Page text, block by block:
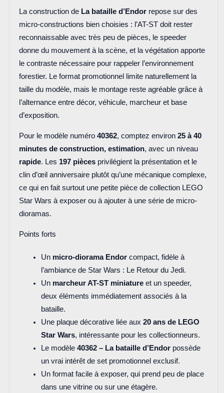
La construction de La bataille d’Endorrepose sur des
micro-constructions bien choisies : l’AT-ST doit rester
reconnaissable avec très peu de pièces, le speeder
donne du mouvement à la scène, et la végétation apporte
le contraste nécessaire pour rappeler l’environnement
forestier. Le format promotionnel limite naturellement la
taille du modèle, mais le montage reste agréable grâce à
l’alternance entre décor, véhicule, marcheur et base
d’exposition.
Pour le modèle numéro 40362, comptez environ 25 à 40
minutes de construction, estimation, avec un niveau
rapide. Les 197 piècesprivilégient la présentation et le
clin d’œil anniversaire plutôt qu’une mécanique complexe,
ce qui en fait surtout une petite pièce de collection LEGO
Star Wars à exposer ou à ajouter à une série de micro-
dioramas.
Points forts
Un micro-diorama Endorcompact, fidèle à
l’ambiance de Star Wars : Le Retour du Jedi.
Un marcheur AT-ST miniatureet un speeder,
deux éléments immédiatement associés à la
bataille.
Une plaque décorative liée aux 20 ans de LEGO
Star Wars, intéressante pour les collectionneurs.
Le modèle 40362 – La bataille d’Endorpossède
un vrai intérêt de set promotionnel exclusif.
Un format facile à exposer, qui prend peu de place
dans une vitrine ou sur une étagère.